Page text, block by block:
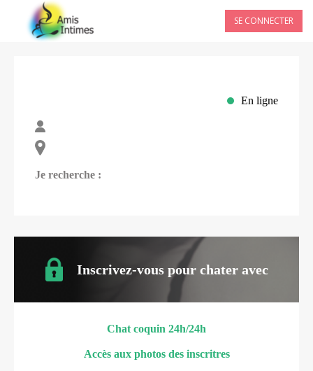
SE CONNECTER
En ligne
Je recherche :
Inscrivez-vous pour chater avec
Chat coquin 24h/24h
Accès aux photos des inscritres